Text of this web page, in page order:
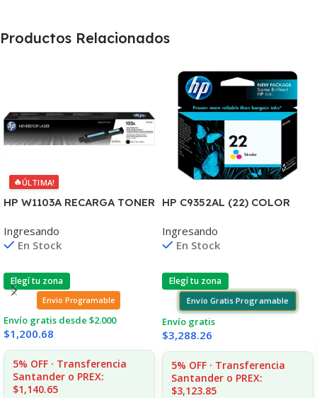
Productos Relacionados
🔥ÚLTIMA!
HP W1103A RECARGA TONER
1000/1001/1020/1200 (B)
Ingresando
En Stock
Elegí tu zona
Envio Programable
Envío gratis desde $2.000
$1,200.68
5% OFF · Transferencia
Santander o PREX:
$1,140.65
HP C9352AL (22) COLOR
5 6ML (D)
Ingresando
En Stock
Elegí tu zona
Envío Gratis Programable
Envío gratis
$3,288.26
5% OFF · Transferencia
Santander o PREX:
$3,123.85